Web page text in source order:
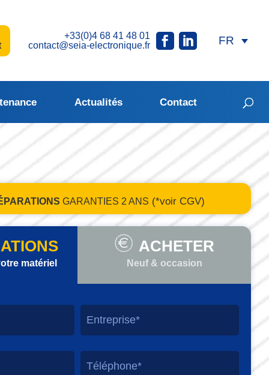
+33(0)4 68 41 48 01
contact@seia-electronique.fr
Actualités Contact
GARANTIES 2 ANS (*voir CGV)
matériel
ACHETER
Neuf & occasion